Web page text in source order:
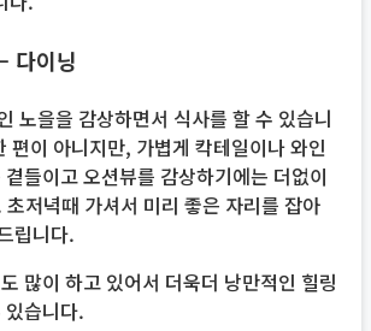
다이닝
노을을 감상하면서 식사를 할 수 있습니
편이 아니지만, 가볍게 칵테일이나 와인
들이고 오션뷰를 감상하기에는 더없이
저녁때 가셔서 미리 좋은 자리를 잡아
립니다.
많이 하고 있어서 더욱더 낭만적인 힐링
있습니다.